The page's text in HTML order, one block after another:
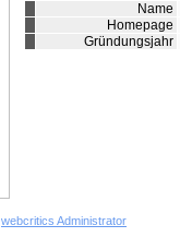
Name
Homepage
Gründungsjahr
webcritics Administrator